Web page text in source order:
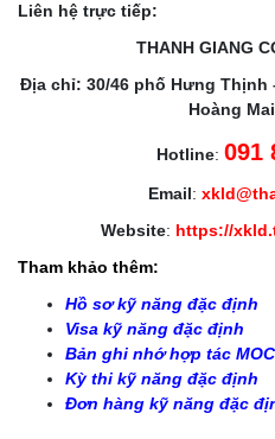
Liên hệ trực tiếp:
THANH GIANG
Địa chỉ: 30/46 phố Hưng Thịnh
Hoàng
Hotline: 091
Email:
Website: https://
Tham khảo thêm:
Hồ sơ kỹ năng đặc định
Visa kỹ năng đặc định
Bản ghi nhớ hợp tác MOC
Kỳ thi kỹ năng đặc định
Đơn hàng kỹ năng đặc